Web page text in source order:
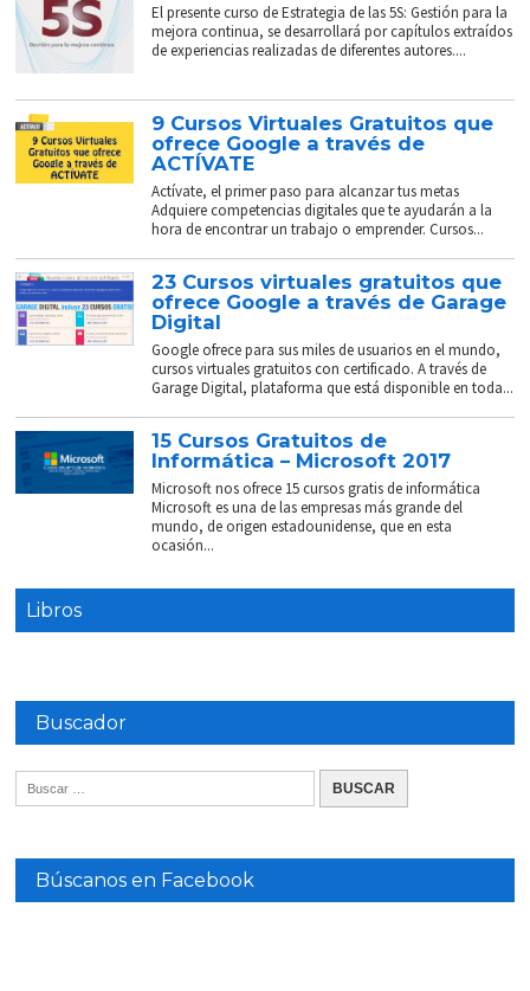
El presente curso de Estrategia de las 5S: Gestión para la
mejora continua, se desarrollará por capítulos extraídos
de experiencias realizadas de diferentes autores....
9 Cursos Virtuales Gratuitos que
ofrece Google a través de
ACTÍVATE
Actívate, el primer paso para alcanzar tus metas
Adquiere competencias digitales que te ayudarán a la
hora de encontrar un trabajo o emprender. Cursos...
23 Cursos virtuales gratuitos que
ofrece Google a través de Garage
Digital
Google ofrece para sus miles de usuarios en el mundo,
cursos virtuales gratuitos con certificado. A través de
Garage Digital, plataforma que está disponible en toda...
15 Cursos Gratuitos de
Informática – Microsoft 2017
Microsoft nos ofrece 15 cursos gratis de informática
Microsoft es una de las empresas más grande del
mundo, de origen estadounidense, que en esta
ocasión...
Libros
Buscador
Búscanos en Facebook